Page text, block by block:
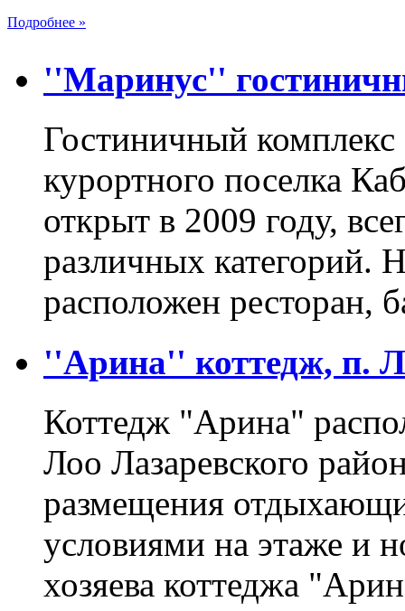
Подробнее »
''Маринус''
Гостиничный
курортного поселка
открыт в 2009 году,
различных категорий.
расположен ресторан,
''Арина'' коттедж, п.
Коттедж "Арина"
Лоо Лазаревского
размещения
условиями на этаже и
хозяева коттеджа